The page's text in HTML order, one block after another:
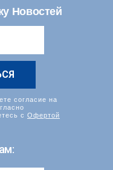
Новостей
согласие на
с Офертой